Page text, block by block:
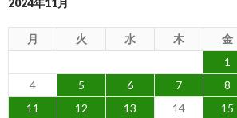
2024年11月
月 火 水 木 金
1
4
5 6 7 8
11
12 13 14 15